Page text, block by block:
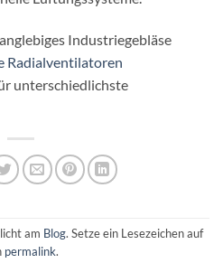
Industriegebläse
Radialventilatoren
unterschiedlichste
am Blog. Setze ein Lesezeichen auf
permalink.